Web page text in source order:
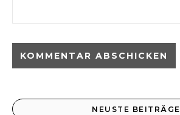
NEUSTE BEITRÄGE